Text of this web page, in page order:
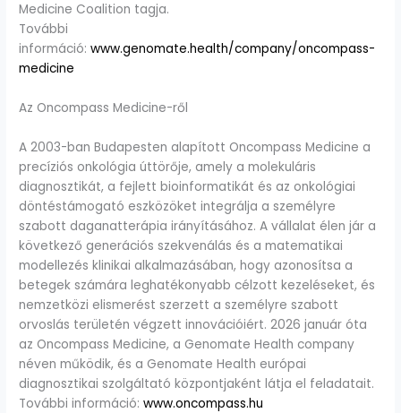
Medicine Coalition tagja.
További
információ: www.genomate.health/company/oncompass-
medicine
Az Oncompass Medicine-ről
A 2003-ban Budapesten alapított Oncompass Medicine a
precíziós onkológia úttörője, amely a molekuláris
diagnosztikát, a fejlett bioinformatikát és az onkológiai
döntéstámogató eszközöket integrálja a személyre
szabott daganatterápia irányításához. A vállalat élen jár a
következő generációs szekvenálás és a matematikai
modellezés klinikai alkalmazásában, hogy azonosítsa a
betegek számára leghatékonyabb célzott kezeléseket, és
nemzetközi elismerést szerzett a személyre szabott
orvoslás területén végzett innovációiért. 2026 január óta
az Oncompass Medicine, a Genomate Health company
néven működik, és a Genomate Health európai
diagnosztikai szolgáltató központjaként látja el feladatait.
További információ: www.oncompass.hu